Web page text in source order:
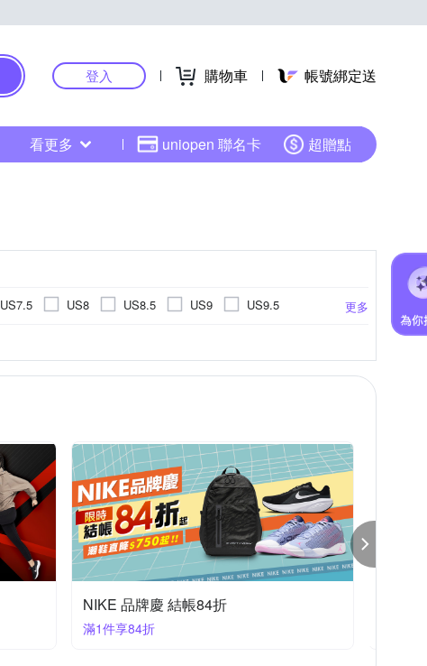
登入 購物車 帳號綁定送
看更多 uniopen 聯名卡 超贈點
更多
US7.5 US8 US8.5 US9
US9.5
EU45 EU46 UK3 UK3.5
UK4
Adidasx聯合品牌 滿千折百
滿1000折100